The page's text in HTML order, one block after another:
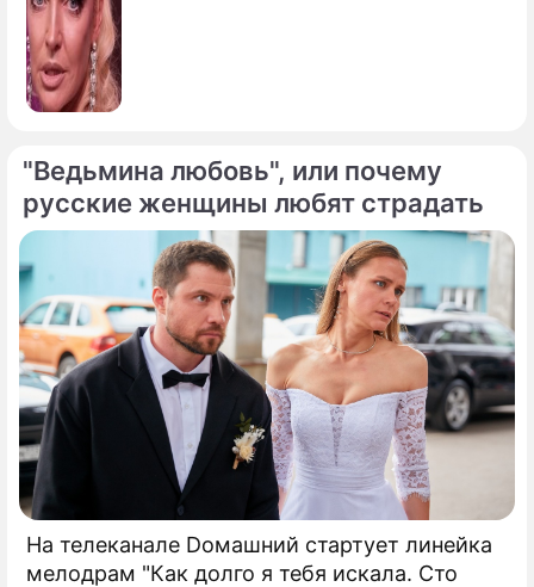
"Ведьмина любовь", или почему
русские женщины любят страдать
На телеканале Dомашний стартует линейка
мелодрам "Как долго я тебя искала. Сто